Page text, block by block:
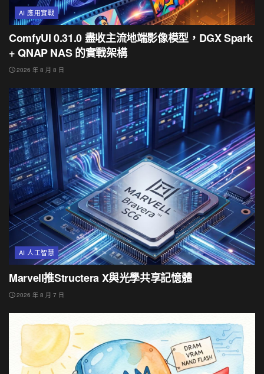
AI 應用實戰
ComfyUI 0.31.0 盡收主流地端影像模型，DGX Spark
+ QNAP NAS 的實戰架構
2026 年 8 月 8 日
AI 人工智慧
Marvell推Structera X與光學共享記憶體
2026 年 8 月 7 日